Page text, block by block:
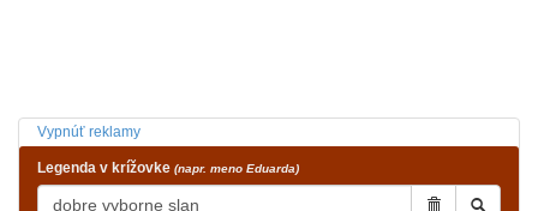
Vypnúť reklamy
Legenda v krížovke (napr. meno Eduarda)